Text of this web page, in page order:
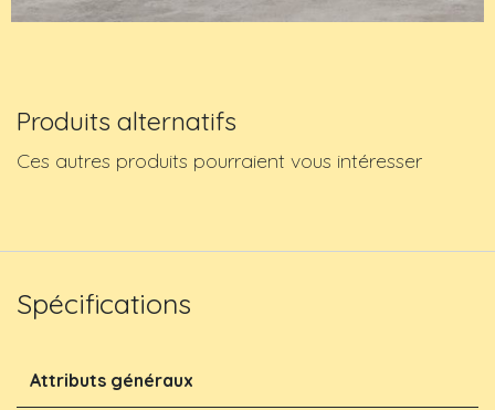
Produits alternatifs
Ces autres produits pourraient vous intéresser
Spécifications
Attributs généraux